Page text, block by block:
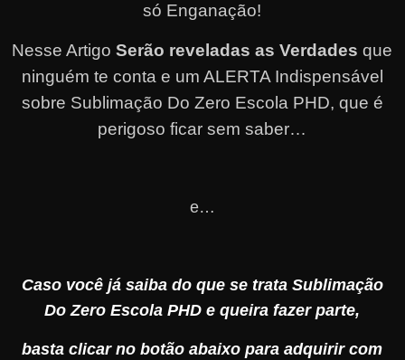
só Enganação!
Nesse ArtigoSerão reveladas as Verdades que
ninguém te conta e um ALERTA Indispensável
sobre Sublimação Do Zero Escola PHD, que é
perigoso ficar sem saber…
e…
Caso você já saiba do que se trata Sublimação
Do Zero Escola PHD e queira fazer parte,
basta clicar no botão abaixo para adquirir com